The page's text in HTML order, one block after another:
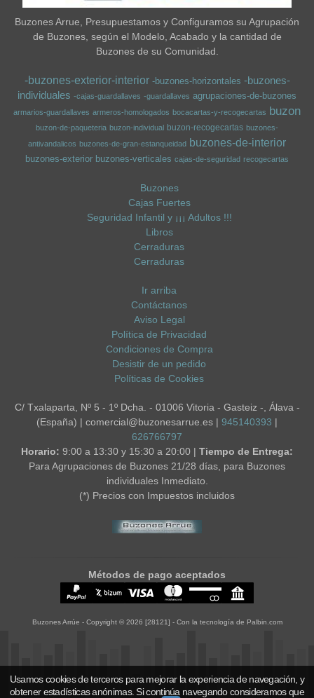
Buzones Arrue, Presupuestamos y Configuramos su Agrupación
de Buzones, según el Modelo, Acabado y la cantidad de
Buzones de su Comunidad.
-buzones-exterior-interior -buzones-horizontales -buzones-
individuales -cajas-guardallaves -guardallaves agrupaciones-de-buzones
armarios-guardallaves armeros-homologados bocacartas-y-recogecartas buzon
buzon-de-paqueteria buzon-individual buzon-recogecartas buzones-
antivandalicos buzones-de-gran-estanqueidad buzones-de-interior
buzones-exterior buzones-verticales cajas-de-seguridad recogecartas
Buzones
Cajas Fuertes
Seguridad Infantil y ¡¡¡ Adultos !!!
Libros
Cerraduras
Cerraduras
Ir arriba
Contáctanos
Aviso Legal
Política de Privacidad
Condiciones de Compra
Desistir de un pedido
Políticas de Cookies
C/ Txalaparta, Nº 5 - 1º Dcha. - 01006 Vitoria - Gasteiz -, Álava -
(España) | comercial@buzonesarrue.es | 945140393 |
626766797
Horario: 9:00 a 13:30 y 15:30 a 20:00 | Tiempo de Entrega:
Para Agrupaciones de Buzones 21/28 días, para Buzones
individuales Inmediato.
(*) Precios con Impuestos incluidos
Métodos de pago aceptados
Buzones Arrúe - Copyright © 2026 [28121] - Con la tecnología de Palbin.com
Usamos cookies de terceros para mejorar la experiencia de navegación, y
obtener estadísticas anónimas. Si continúa navegando consideramos que